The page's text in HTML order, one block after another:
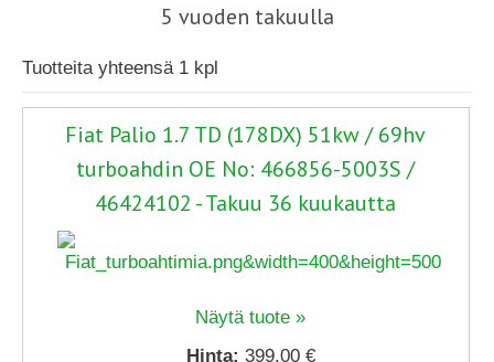
5 vuoden takuulla
Tuotteita yhteensä 1 kpl
Fiat Palio 1.7 TD (178DX) 51kw / 69hv
turboahdin OE No: 466856-5003S /
46424102 - Takuu 36 kuukautta
Näytä tuote »
Hinta: 399.00 €